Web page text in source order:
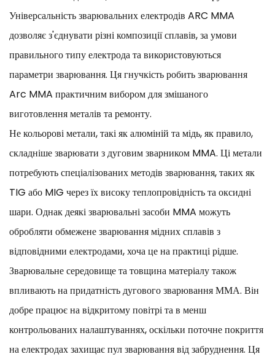
Універсальність зварювальних електродів ARC MMA
дозволяє з'єднувати різні композиції сплавів, за умови
правильного типу електрода та використовуються
параметри зварювання. Ця гнучкість робить зварювання
Arc MMA практичним вибором для змішаного
виготовлення металів та ремонту.
Не кольорові метали, такі як алюміній та мідь, як правило,
складніше зварювати з дуговим зварником MMA. Ці метали
потребують спеціалізованих методів зварювання, таких як
TIG або MIG через їх високу теплопровідність та оксидні
шари. Однак деякі зварювальні засоби MMA можуть
обробляти обмежене зварювання мідних сплавів з
відповідними електродами, хоча це на практиці рідше.
Зварювальне середовище та товщина матеріалу також
впливають на придатність дугового зварювання ММА. Він
добре працює на відкритому повітрі та в менш
контрольованих налаштуваннях, оскільки поточне покриття
на електродах захищає пул зварювання від забруднення. Ця